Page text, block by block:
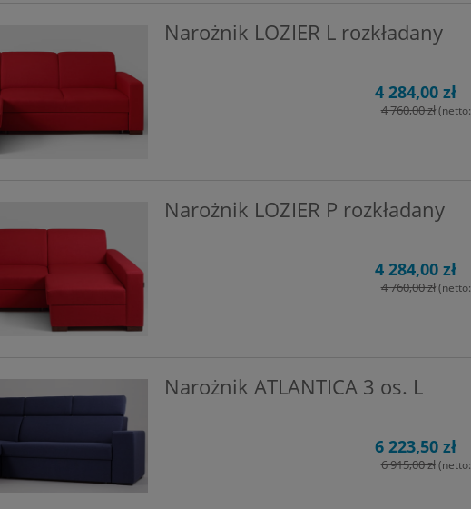
Narożnik LOZIER L rozkładany
4 284,00 zł
4 760,00 zł (netto:
Narożnik LOZIER P rozkładany
4 284,00 zł
4 760,00 zł (netto:
Narożnik ATLANTICA 3 os. L
6 223,50 zł
6 915,00 zł (netto: